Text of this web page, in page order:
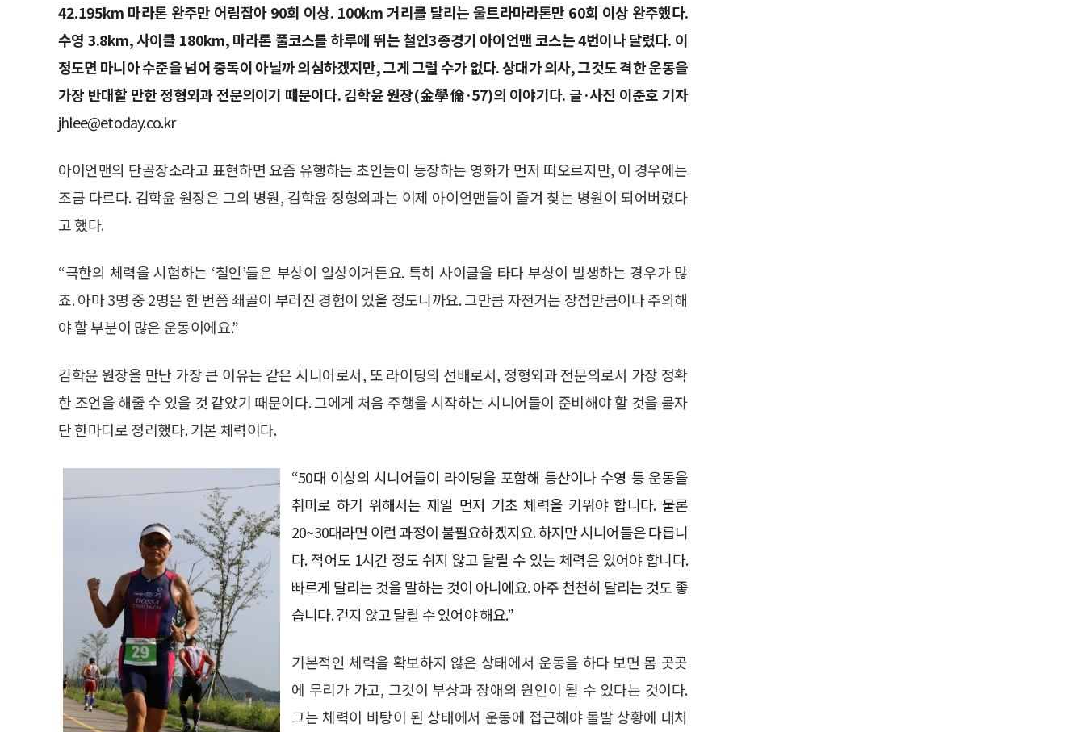
42.195km 마라톤 완주만 어림잡아 90회 이상. 100km 거리를 달리는 울트라마라톤만 60회 이상 완주했다.
수영 3.8km, 사이클 180km, 마라톤 풀코스를 하루에 뛰는 철인3종경기 아이언맨 코스는 4번이나 달렸다. 이
정도면 마니아 수준을 넘어 중독이 아닐까 의심하겠지만, 그게 그럴 수가 없다. 상대가 의사, 그것도 격한 운동을
가장 반대할 만한 정형외과 전문의이기 때문이다. 김학윤 원장(金學倫·57)의 이야기다. 글·사진 이준호 기자
jhlee@etoday.co.kr
아이언맨의 단골장소라고 표현하면 요즘 유행하는 초인들이 등장하는 영화가 먼저 떠오르지만, 이 경우에는
조금 다르다. 김학윤 원장은 그의 병원, 김학윤 정형외과는 이제 아이언맨들이 즐겨 찾는 병원이 되어버렸다
고 했다.
“극한의 체력을 시험하는 ‘철인’들은 부상이 일상이거든요. 특히 사이클을 타다 부상이 발생하는 경우가 많
죠. 아마 3명 중 2명은 한 번쯤 쇄골이 부러진 경험이 있을 정도니까요. 그만큼 자전거는 장점만큼이나 주의해
야 할 부분이 많은 운동이에요.”
김학윤 원장을 만난 가장 큰 이유는 같은 시니어로서, 또 라이딩의 선배로서, 정형외과 전문의로서 가장 정확
한 조언을 해줄 수 있을 것 같았기 때문이다. 그에게 처음 주행을 시작하는 시니어들이 준비해야 할 것을 묻자
단 한마디로 정리했다. 기본 체력이다.
“50대 이상의 시니어들이 라이딩을 포함해 등산이나 수영 등 운동을
취미로 하기 위해서는 제일 먼저 기초 체력을 키워야 합니다. 물론
20~30대라면 이런 과정이 불필요하겠지요. 하지만 시니어들은 다릅니
다. 적어도 1시간 정도 쉬지 않고 달릴 수 있는 체력은 있어야 합니다.
빠르게 달리는 것을 말하는 것이 아니에요. 아주 천천히 달리는 것도 좋
습니다. 걷지 않고 달릴 수 있어야 해요.”
기본적인 체력을 확보하지 않은 상태에서 운동을 하다 보면 몸 곳곳
에 무리가 가고, 그것이 부상과 장애의 원인이 될 수 있다는 것이다.
그는 체력이 바탕이 된 상태에서 운동에 접근해야 돌발 상황에 대처